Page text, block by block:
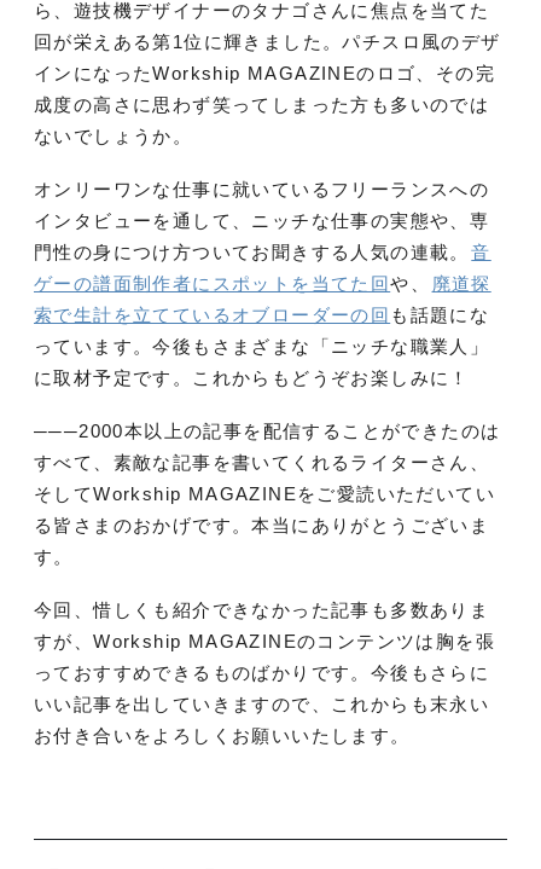
ら、遊技機デザイナーのタナゴさんに焦点を当てた
回が栄えある第1位に輝きました。パチスロ風のデザ
インになったWorkship MAGAZINEのロゴ、その完
成度の高さに思わず笑ってしまった方も多いのでは
ないでしょうか。
オンリーワンな仕事に就いているフリーランスへの
インタビューを通して、ニッチな仕事の実態や、専
門性の身につけ方ついてお聞きする人気の連載。 音
ゲーの譜面制作者にスポットを当てた回や、
廃道探
索で生計を立てているオブローダーの回 も話題にな
っています。今後もさまざまな「ニッチな職業人」
に取材予定です。これからもどうぞお楽しみに！
───2000本以上の記事を配信することができたのは
すべて、素敵な記事を書いてくれるライターさん、
そしてWorkship MAGAZINEをご愛読いただいてい
る皆さまのおかげです。本当にありがとうございま
す。
今回、惜しくも紹介できなかった記事も多数ありま
すが、Workship MAGAZINEのコンテンツは胸を張
っておすすめできるものばかりです。今後もさらに
いい記事を出していきますので、これからも末永い
お付き合いをよろしくお願いいたします。